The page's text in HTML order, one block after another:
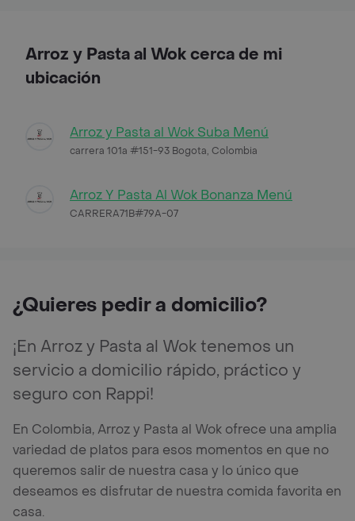
Arroz y Pasta al Wok cerca de mi
ubicación
Arroz y Pasta al Wok Suba Menú
carrera 101a #151-93 Bogota, Colombia
Arroz Y Pasta Al Wok Bonanza Menú
CARRERA71B#79A-07
¿Quieres pedir a domicilio?
¡En Arroz y Pasta al Wok tenemos un
servicio a domicilio rápido, práctico y
seguro con Rappi!
En Colombia, Arroz y Pasta al Wok ofrece una amplia
variedad de platos para esos momentos en que no
queremos salir de nuestra casa y lo único que
deseamos es disfrutar de nuestra comida favorita en
casa.